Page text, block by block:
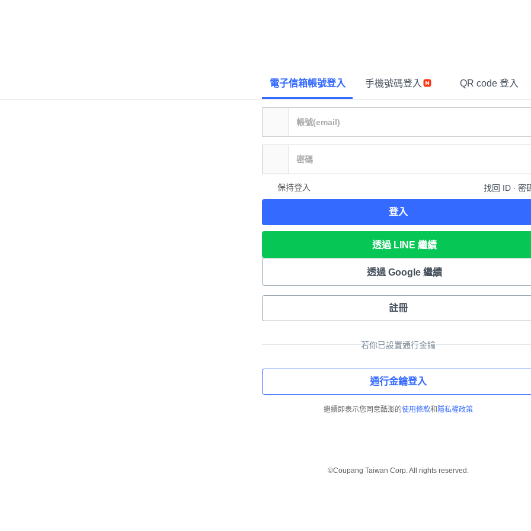
電子信箱帳號登入 手機號碼登入 QR code 登入
保持登入 找回 ID ∙ 密
登入
透過 LINE 繼續
透過 Google 繼續
註冊
若你已設置通行金鑰
通行金鑰登入
繼續即表示您同意酷澎的使用條款和 隱私權政策
©Coupang Taiwan Corp. All rights reserved.